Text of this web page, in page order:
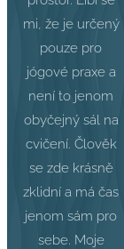
mi, že je určený
pouze pro
jógové praxe a
není to jenom
obyčejný sál na
cvičení. Člověk
se zde krásně
zklidní a má čas
jenom sám pro
sebe. Moje